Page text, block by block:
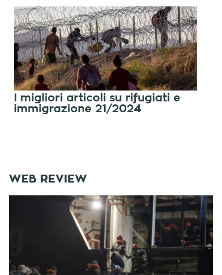
I migliori articoli su rifugiati e
immigrazione 21/2024
WEB REVIEW